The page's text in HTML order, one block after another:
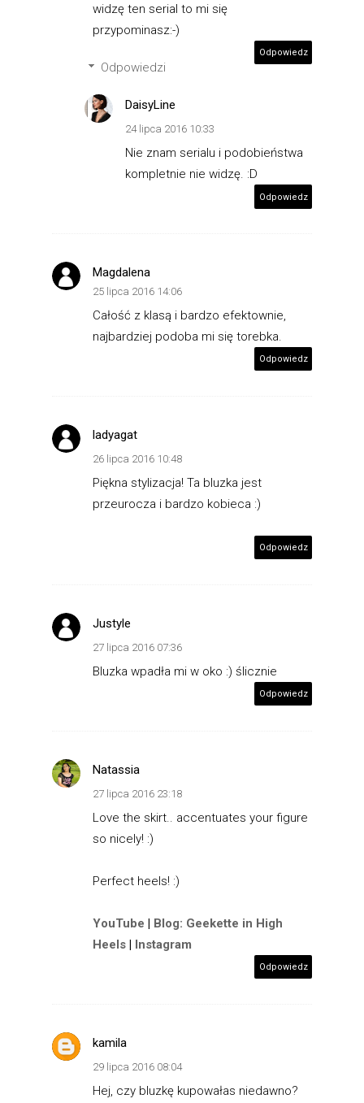
widzę ten serial to mi się
przypominasz:-)
Odpowiedz
Odpowiedzi
DaisyLine
24 lipca 2016 10:33
Nie znam serialu i podobieństwa
kompletnie nie widzę. :D
Odpowiedz
Magdalena
25 lipca 2016 14:06
Całość z klasą i bardzo efektownie,
najbardziej podoba mi się torebka.
Odpowiedz
ladyagat
26 lipca 2016 10:48
Piękna stylizacja! Ta bluzka jest
przeurocza i bardzo kobieca :)
Odpowiedz
Justyle
27 lipca 2016 07:36
Bluzka wpadła mi w oko :) ślicznie
Odpowiedz
Natassia
27 lipca 2016 23:18
Love the skirt.. accentuates your figure
so nicely! :)
Perfect heels! :)
YouTube | Blog: Geekette in High
Heels | Instagram
Odpowiedz
kamila
29 lipca 2016 08:04
Hej, czy bluzkę kupowałas niedawno?